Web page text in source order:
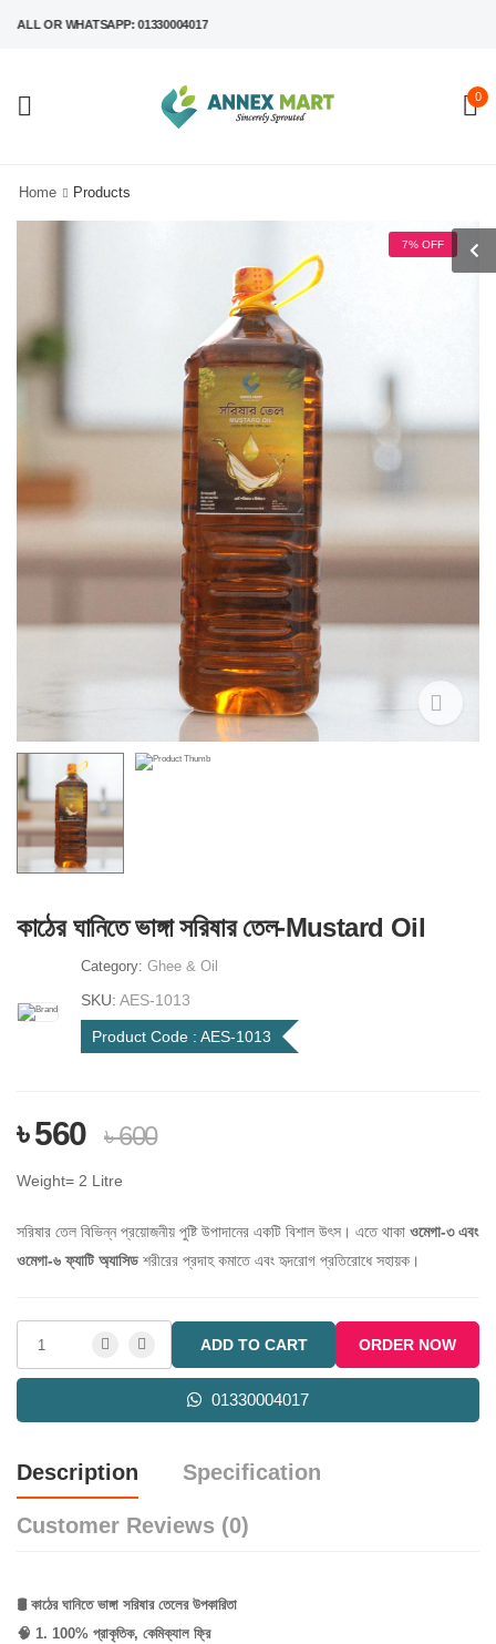
OR WHATSAPP: 01330004017
0
Home Products
7% OFF
কাঠের ঘানিতে ভাঙ্গা সরিষার তেল-Mustard Oil
Category: Ghee & Oil
SKU: AES-1013
Product Code : AES-1013
৳ 560 ৳ 600
Weight= 2 Litre
সরিষার তেল বিভিন্ন প্রয়োজনীয় পুষ্টি উপাদানের একটি বিশাল উৎস। এতে থাকা ওমেগা-৩ এবং
ওমেগা-৬ ফ্যাটি অ্যাসিড শরীরের প্রদাহ কমাতে এবং হৃদরোগ প্রতিরোধে সহায়ক।
ADD TO CART ORDER NOW
01330004017
Description Specification
Customer Reviews (0)
🛢️ কাঠের ঘানিতে ভাঙ্গা সরিষার তেলের উপকারিতা
🧠 1. 100% প্রাকৃতিক, কেমিক্যাল ফ্রি